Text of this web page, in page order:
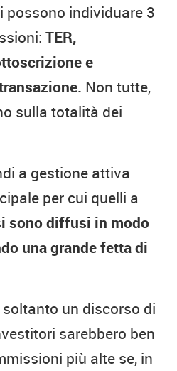
possono individuare 3
TER,
e
Non tutte,
sulla totalità dei
a gestione attiva
per cui quelli a
sono diffusi in modo
una grande fetta di
un discorso di
sarebbero ben
più alte se, in